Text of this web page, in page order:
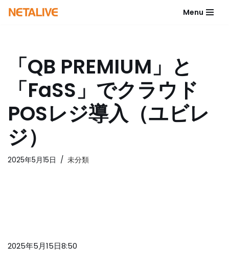
キ
プ
Menu
「QB PREMIUM」と
「FaSS」でクラウド
POSレジ導入（ユビレ
ジ）
2025年5月15日 未分類
2025年5月15日8:50